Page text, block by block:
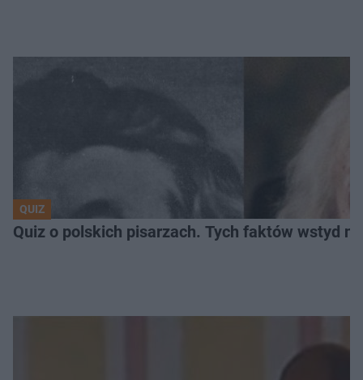
QUIZ
Quiz o polskich pisarzach. Tych faktów wstyd